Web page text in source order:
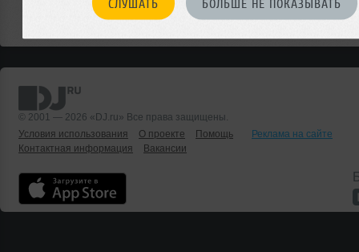
СЛУШАТЬ БОЛЬШЕ НЕ ПОКАЗЫВАТЬ
© 2001 — 2026 «DJ.ru» Все права защищены.
Условия использования
О проекте Помощь
Реклама на сайте
Контактная информация
Вакансии